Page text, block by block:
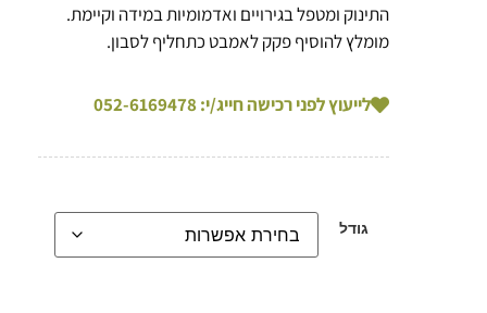
התינוק ומטפל בגירויים ואדמומיות במידה וקיימת.
מומלץ להוסיף פקק לאמבט כתחליף לסבון.
לייעוץ לפני רכישה חייג/י: 052-6169478
גודל